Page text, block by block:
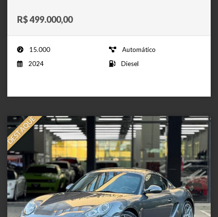
R$ 499.000,00
15.000
Automático
2024
Diesel
DESTAQUE